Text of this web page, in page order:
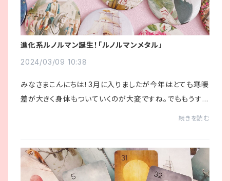
進化系ルノルマン誕生！「ルノルマンメタル」
2024/03/09 10:38
みなさまこんにちは！3月に入りましたが今年はとても寒暖
差が大きく身体もついていくのが大変ですね。でももうすぐ
続きを読む